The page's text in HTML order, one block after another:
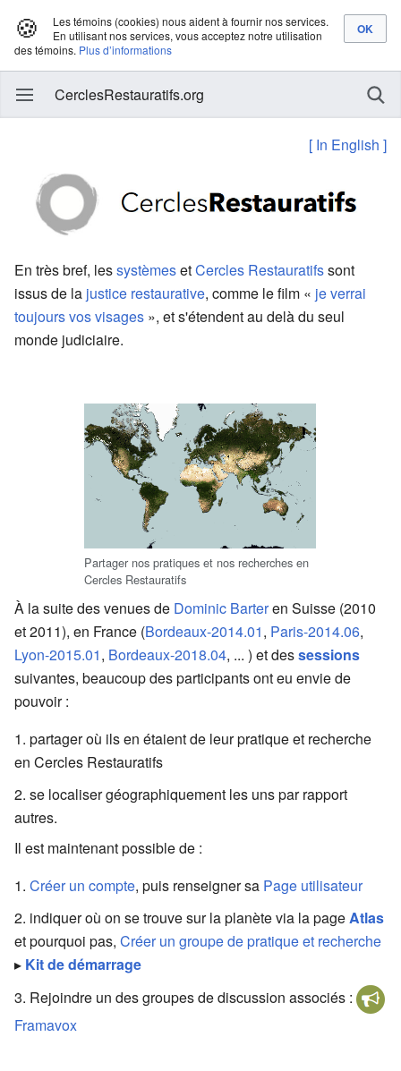
🍪
Les témoins (cookies) nous aident à fournir nos services.
En utilisant nos services, vous acceptez notre utilisation
des témoins. Plus d’informations
CerclesRestauratifs.org
[ In English ]
En très bref, lessystèmesetCercles Restauratifssont
issus de la justice restaurative, comme le film « je verrai
toujours vos visages », et s'étendent au delà du seul
monde judiciaire.
Partager nos pratiques et nos recherches en
Cercles Restauratifs
À la suite des venues de Dominic Barteren Suisse (2010
et 2011), en France (Bordeaux-2014.01, Paris-2014.06,
Lyon-2015.01, Bordeaux-2018.04, ... ) et dessessions
suivantes, beaucoup des participants ont eu envie de
pouvoir :
partager où ils en étaient de leur pratique et recherche
en Cercles Restauratifs
se localiser géographiquement les uns par rapport
autres.
Il est maintenant possible de :
Créer un compte, puis renseigner sa Page utilisateur
indiquer où on se trouve sur la planète via la pageAtlas
et pourquoi pas, Créer un groupe de pratique et recherche
▸ Kit de démarrage
Rejoindre un des groupes de discussion associés :
Framavox